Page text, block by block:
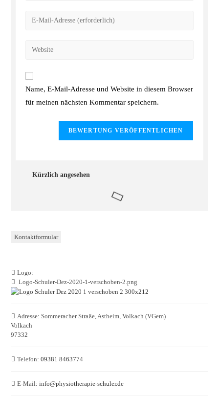
Name, E-Mail-Adresse und Website in diesem Browser
für meinen nächsten Kommentar speichern.
Kürzlich angesehen
Kontaktformular
Logo:
Logo-Schuler-Dez-2020-1-verschoben-2.png
Adresse: Sommeracher Straße, Astheim, Volkach (VGem)
Volkach
97332
Telefon: 09381 8463774
E-Mail: info@physiotherapie-schuler.de